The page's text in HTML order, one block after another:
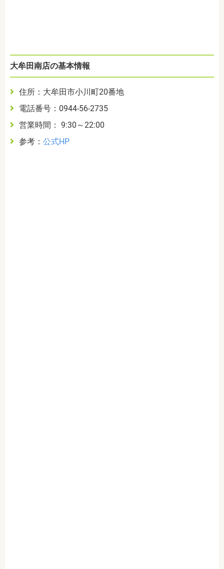
大牟田南店の基本情報
住所：大牟田市小川町20番地
電話番号：0944-56-2735
営業時間： 9:30～22:00
参考： 公式HP